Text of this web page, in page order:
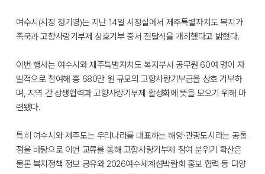
여수시(시장 정기명)는 지난 14일 시장실에서 제주특별자치도 복지가
족국과 고향사랑기부제 상호기부 증서 전달식을 개최했다고 밝혔다.
이번 행사는 여수시와 제주특별자치도 복지부서 공무원 60여 명이 자
발적으로 참여해 총 680만 원 규모의 고향사랑기부금을 상호 기부하
며, 지역 간 상생협력과 고향사랑기부제 활성화에 뜻을 모으기 위해 마
련됐다.
특히 여수시와 제주도는 우리나라를 대표하는 해양·관광도시라는 공통
점을 바탕으로 이번 교류를 통해 고향사랑기부제 참여 분위기 확산은
물론 복지정책 정보 공유와 2026여수세계섬박람회 홍보 협력 등 다양